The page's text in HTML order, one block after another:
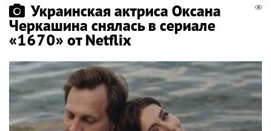
Украинская актриса Оксана
Черкашина снялась в сериале
«1670» от Netflix